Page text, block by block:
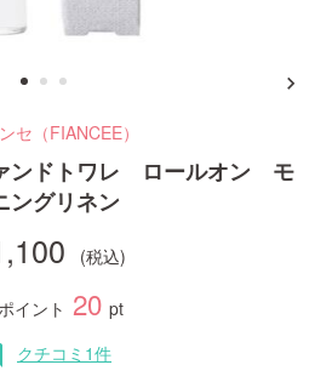
セ（FIANCEE）
ンドトワレ ロールオン モ
ングリネン
イント 20 pt
クチコミ1件